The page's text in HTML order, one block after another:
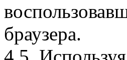
браузера.